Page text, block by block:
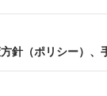
針（ポリシー）、